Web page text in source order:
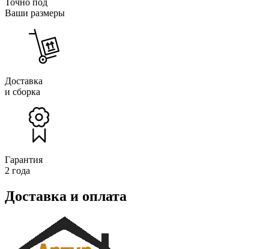
Точно под
Ваши размеры
Доставка
и сборка
Гарантия
2 года
Доставка и оплата